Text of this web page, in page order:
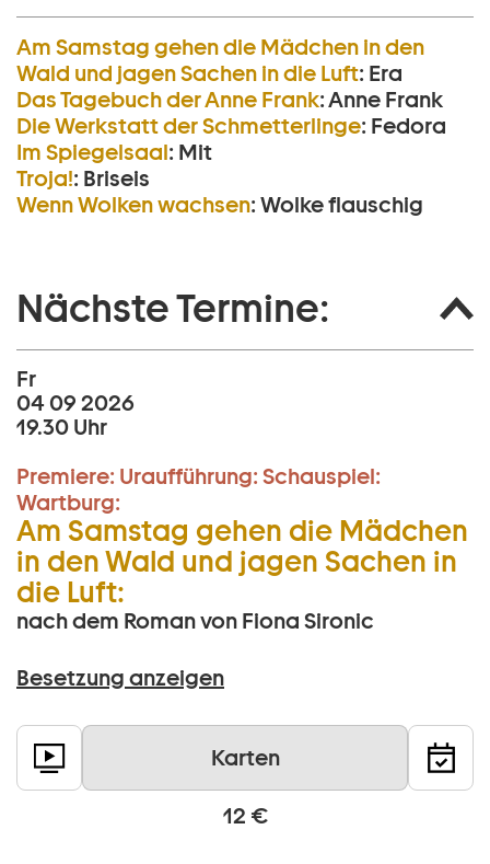
Am Samstag gehen die Mädchen in den
Wald und jagen Sachen in die Luft: Era
Das Tagebuch der Anne Frank:Anne Frank
Die Werkstatt der Schmetterlinge: Fedora
Im Spiegelsaal: Mit
Troja!: Briseis
Wenn Wolken wachsen: Wolke flauschig
Nächste Termine:
Fr
04 09 2026
19.30 Uhr
Premiere: Uraufführung: Schauspiel:
Wartburg:
Am Samstag gehen die Mädchen
in den Wald und jagen Sachen in
die Luft:
nach dem Roman von Fiona Sironic
Besetzung anzeigen
Karten
12 €